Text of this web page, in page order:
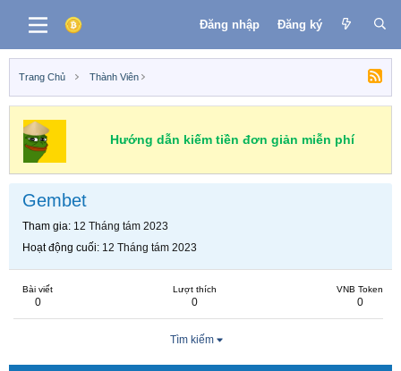
Đăng nhập Đăng ký
Trang Chủ Thành Viên
Hướng dẫn kiếm tiền đơn giản miễn phí
Gembet
Tham gia 12 Tháng tám 2023
Hoạt động cuối 12 Tháng tám 2023
Bài viết
0
Lượt thích
0
VNB Token
0
Tìm kiếm